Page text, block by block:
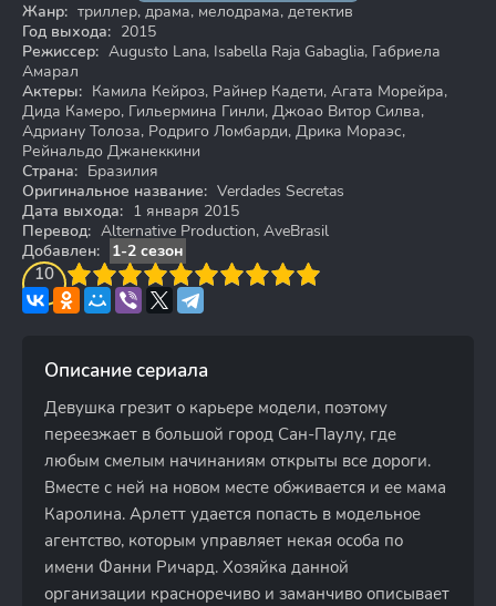
Жанр: триллер, драма, мелодрама, детектив
Год выхода: 2015
Режиссер: Augusto Lana, Isabella Raja Gabaglia, Габриела
Амарал
Актеры: Камила Кейроз, Райнер Кадети, Агата Морейра,
Дида Камеро, Гильермина Гинли, Джоао Витор Силва,
Адриану Толоза, Родриго Ломбарди, Дрика Мораэс,
Рейнальдо Джанеккини
Страна: Бразилия
Оригинальное название: Verdades Secretas
Дата выхода: 1 января 2015
Перевод: Alternative Production, AveBrasil
Добавлен:
1-2 сезон
10
4 5 6 7 8 9 10
Описание сериала
Девушка грезит о карьере модели, поэтому
переезжает в большой город Сан-Паулу, где
любым смелым начинаниям открыты все дороги.
Вместе с ней на новом месте обживается и ее мама
Каролина. Арлетт удается попасть в модельное
агентство, которым управляет некая особа по
имени Фанни Ричард. Хозяйка данной
организации красноречиво и заманчиво описывает